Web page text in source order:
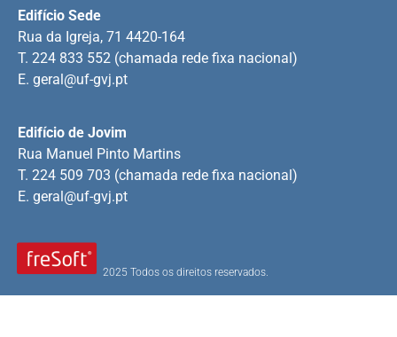
2025 Todos os direitos reservados.
Edifício de Jovim
Rua Manuel Pinto Martins
T. 224 509 703 (chamada rede fixa nacional)
E. geral@uf-gvj.pt
Edifício Sede
Rua da Igreja, 71 4420-164
T. 224 833 552 (chamada rede fixa nacional)
E. geral@uf-gvj.pt